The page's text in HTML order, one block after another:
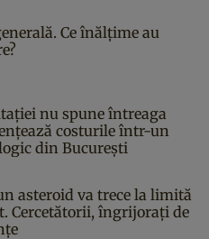
Ce înălțime au
nu spune întreaga
costurile într-un
din București
asteroid va trece la limită
Cercetătorii, îngrijorați de